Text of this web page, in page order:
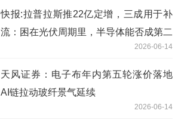
快报:拉普拉斯推22亿定增，三成用于补
流：困在光伏周期里，半导体能否成第二
2026-06-14
天风证券：电子布年内第五轮涨价落地
AI链拉动玻纤景气延续
2026-06-14